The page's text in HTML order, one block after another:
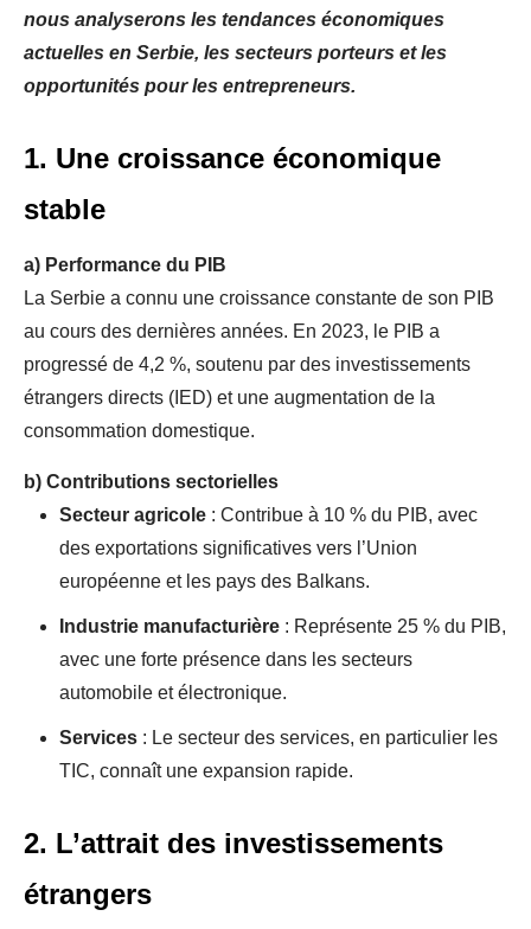
nous analyserons les tendances économiques
actuelles en Serbie, les secteurs porteurs et les
opportunités pour les entrepreneurs.
1. Une croissance économique
stable
a) Performance du PIB
La Serbie a connu une croissance constante de son PIB
au cours des dernières années. En 2023, le PIB a
progressé de 4,2 %, soutenu par des investissements
étrangers directs (IED) et une augmentation de la
consommation domestique.
b) Contributions sectorielles
Secteur agricole : Contribue à 10 % du PIB, avec
des exportations significatives vers l’Union
européenne et les pays des Balkans.
Industrie manufacturière : Représente 25 % du PIB,
avec une forte présence dans les secteurs
automobile et électronique.
Services : Le secteur des services, en particulier les
TIC, connaît une expansion rapide.
2. L’attrait des investissements
étrangers